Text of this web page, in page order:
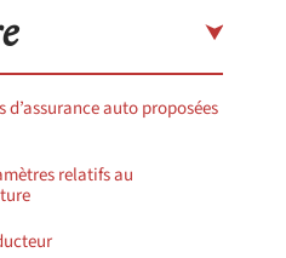
auto proposées
relatifs au